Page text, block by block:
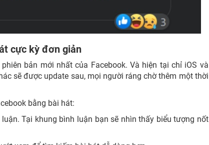
cực kỳ đơn giản
bản mới nhất của Facebook. Và hiện tại chỉ iOS và
sẽ được update sau, mọi người ráng chờ thêm một thời
bằng bài hát:
Tại khung bình luận bạn sẽ nhìn thấy biểu tượng nốt